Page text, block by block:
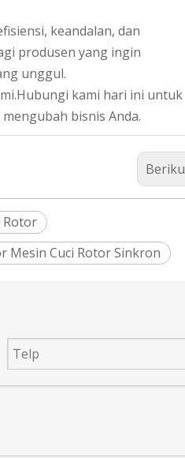
keandalan, dan
produsen yang ingin
unggul.
kami hari ini untuk
bisnis Anda.
Rotor
Mesin Cuci Rotor Sinkron